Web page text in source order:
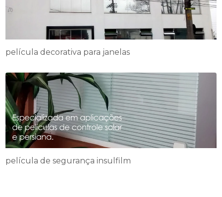
película decorativa para janelas
película de segurança insulfilm